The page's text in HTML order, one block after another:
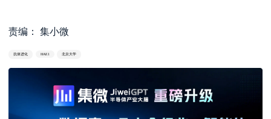
责编： 集小微
抗体进化 HAE1 北京大学